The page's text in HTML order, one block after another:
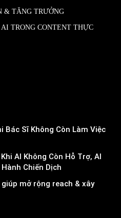
& TĂNG TRƯỞNG
TRONG CONTENT THỰC
Bác Sĩ Không Còn Làm Việc
AI Không Còn Hỗ Trợ, AI
Chiến Dịch
mở rộng reach & xây